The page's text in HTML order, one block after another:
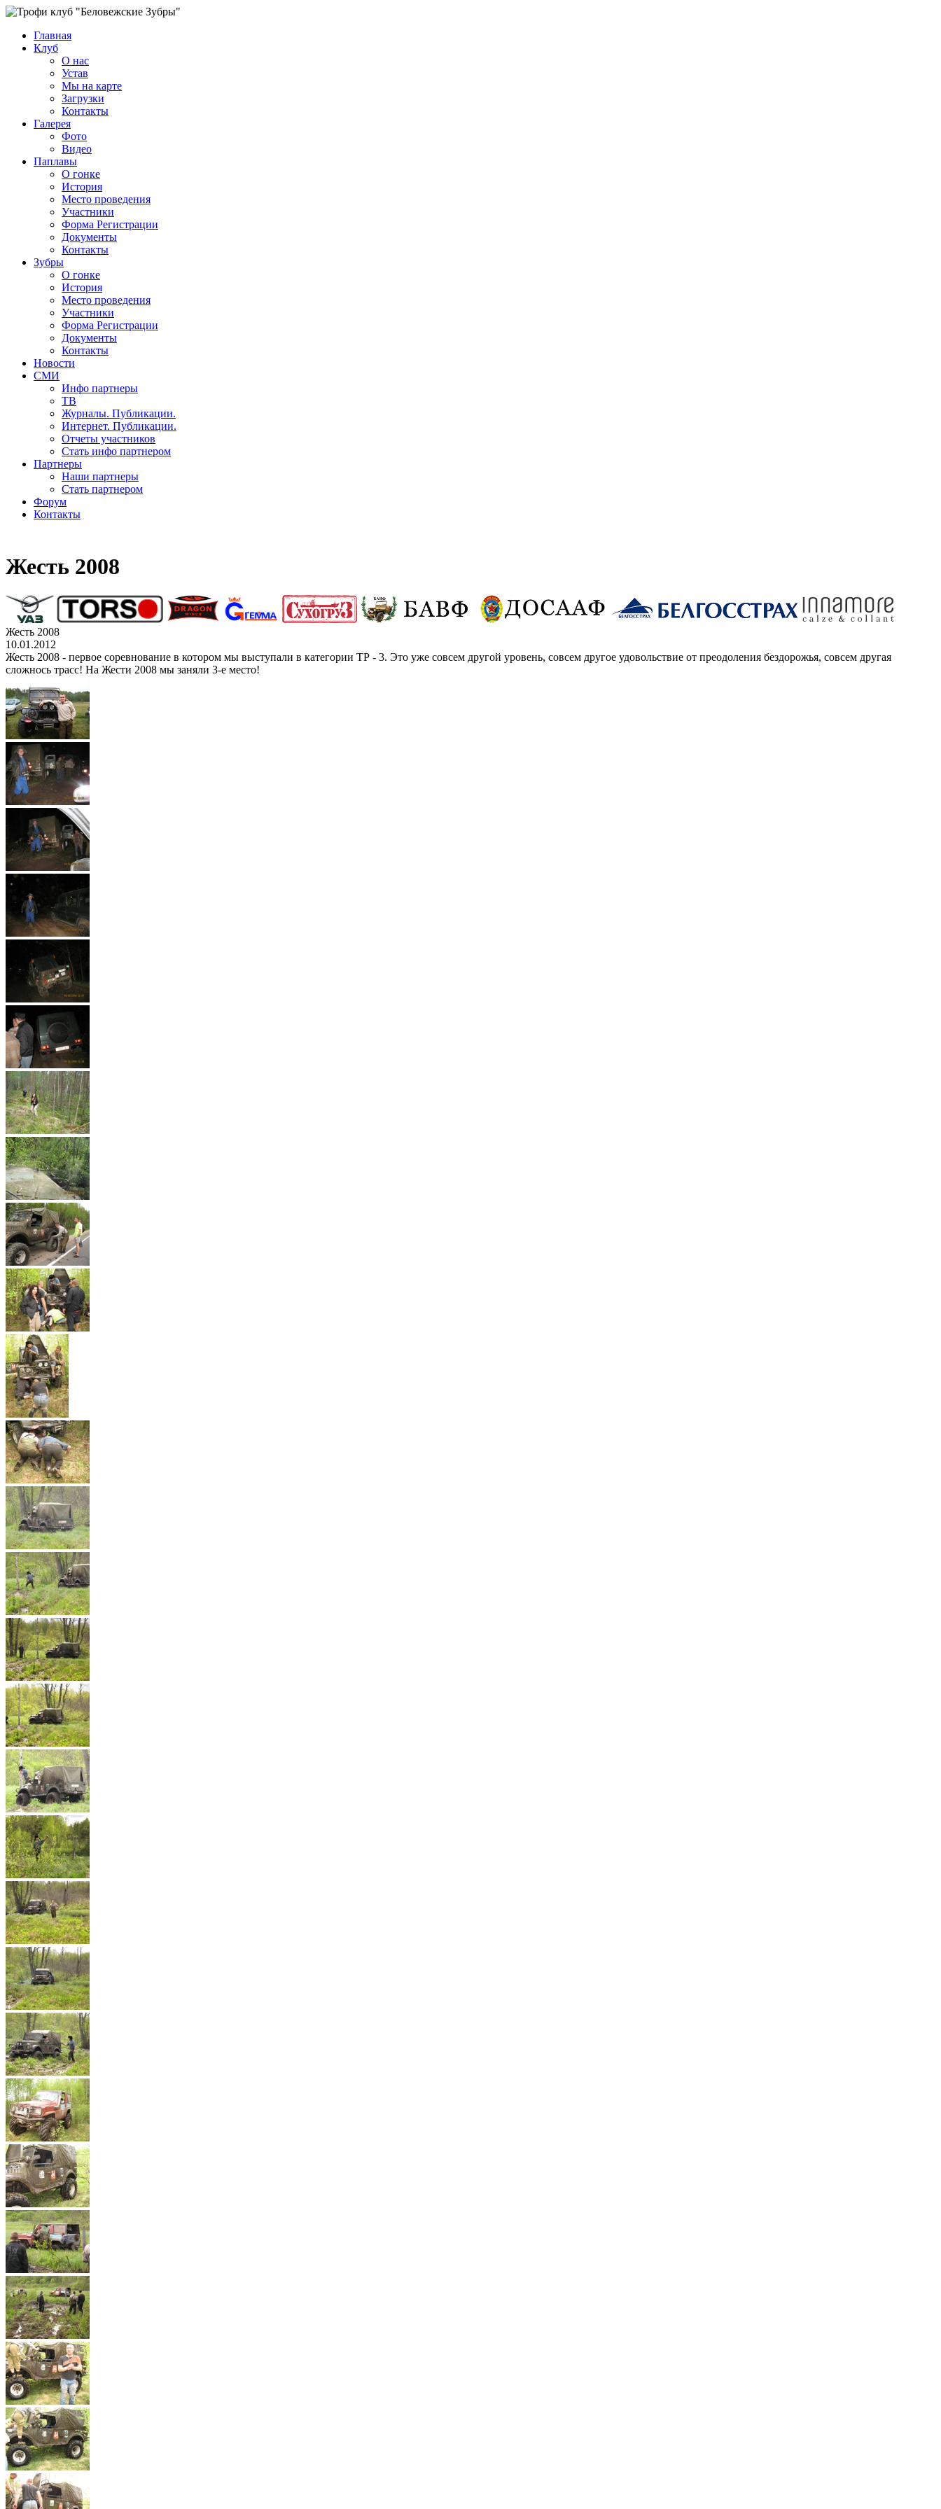
Главная
Клуб
О нас
Устав
Мы на карте
Загрузки
Контакты
Галерея
Фото
Видео
Паплавы
О гонке
История
Место проведения
Участники
Форма Регистрации
Документы
Контакты
Зубры
О гонке
История
Место проведения
Участники
Форма Регистрации
Документы
Контакты
Новости
СМИ
Инфо партнеры
ТВ
Журналы. Публикации.
Интернет. Публикации.
Отчеты участников
Стать инфо партнером
Партнеры
Наши партнеры
Стать партнером
Форум
Контакты
Жесть 2008
Жесть 2008
10.01.2012
Жесть 2008 - первое соревнование в котором мы выступали в категории ТР - 3. Это уже совсем другой уровень, совсем другое удовольствие от преодоления бездорожья, совсем другая
сложнось трасс! На Жести 2008 мы заняли 3-е место!